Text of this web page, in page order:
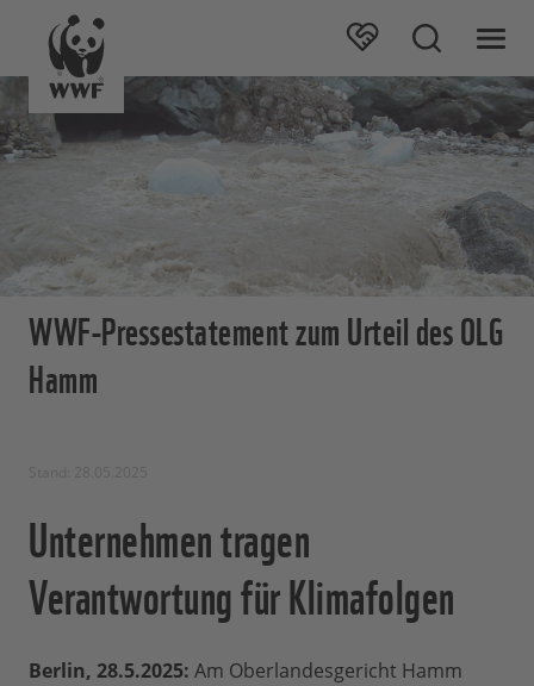
WWF-Pressestatement zum Urteil des OLG
Hamm
Unternehmen tragen
Verantwortung für Klimafolgen
Berlin, 28.5.2025: Am Oberlandesgericht Hamm